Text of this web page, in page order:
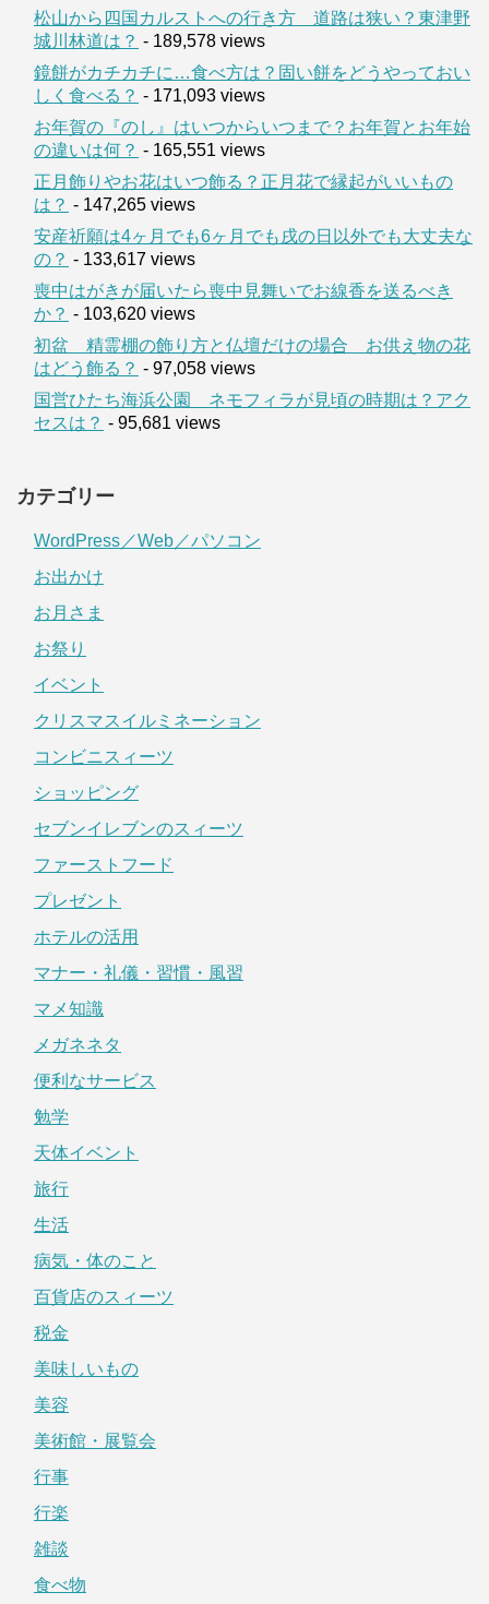
松山から四国カルストへの行き方 道路は狭い？東津野
城川林道は？ - 189,578 views
鏡餅がカチカチに…食べ方は？固い餅をどうやっておい
しく食べる？ - 171,093 views
お年賀の『のし』はいつからいつまで？お年賀とお年始
の違いは何？ - 165,551 views
正月飾りやお花はいつ飾る？正月花で縁起がいいもの
は？ - 147,265 views
安産祈願は4ヶ月でも6ヶ月でも戌の日以外でも大丈夫な
の？ - 133,617 views
喪中はがきが届いたら喪中見舞いでお線香を送るべき
か？ - 103,620 views
初盆 精霊棚の飾り方と仏壇だけの場合 お供え物の花
はどう飾る？ - 97,058 views
国営ひたち海浜公園 ネモフィラが見頃の時期は？アク
セスは？ - 95,681 views
カテゴリー
WordPress／Web／パソコン
お出かけ
お月さま
お祭り
イベント
クリスマスイルミネーション
コンビニスィーツ
ショッピング
セブンイレブンのスィーツ
ファーストフード
プレゼント
ホテルの活用
マナー・礼儀・習慣・風習
マメ知識
メガネネタ
便利なサービス
勉学
天体イベント
旅行
生活
病気・体のこと
百貨店のスィーツ
税金
美味しいもの
美容
美術館・展覧会
行事
行楽
雑談
食べ物